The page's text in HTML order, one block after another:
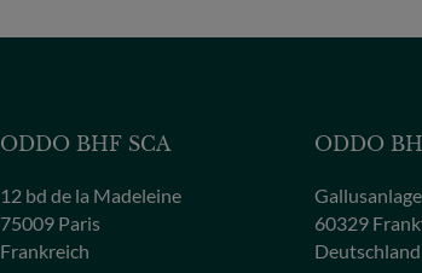
ODDO BHF SCA
12 bd de la Madeleine
75009 Paris
Frankreich
ODDO
60329
Deutschland